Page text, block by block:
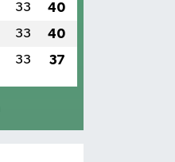
33 40
33 40
33 37